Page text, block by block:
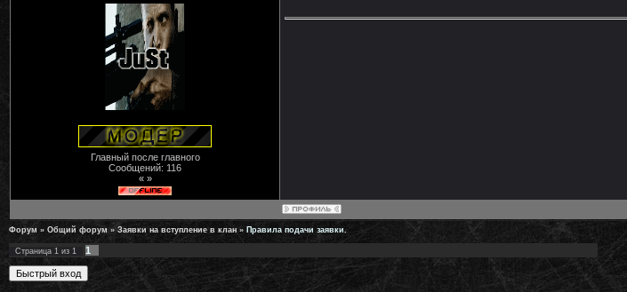
Главный после главного
Сообщений: 116
« »
Форум » Общий форум » Заявки на вступление в клан » Правила подачи заявки.
Страница 1 из 1
1